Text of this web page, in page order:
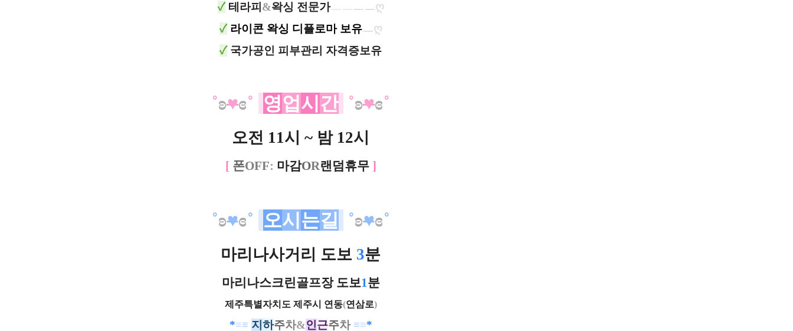
✓ 테라피 &왁싱 전문가ㅡㅡ ㅡㅡღ
✓ 라이콘 왁싱 디플로마 보유ㅡღ
✓국가공인 피부관리 자격증보유
˚ʚ♥ɞ˚ 영업 시 간 ˚ʚ♥ɞ˚
오전 11시 ~ 밤 12시
[ 폰OFF: 마감OR랜덤휴무 ]
˚ʚ♥ɞ˚ 오시 는길 ˚ʚ♥ɞ˚
마리나사거리 도보 3분
마리나스크린골프장 도보1분
제주특별자치도 제주시 연동(연삼로)
*≡≡ 지 하주차&인근주차 ≡≡*